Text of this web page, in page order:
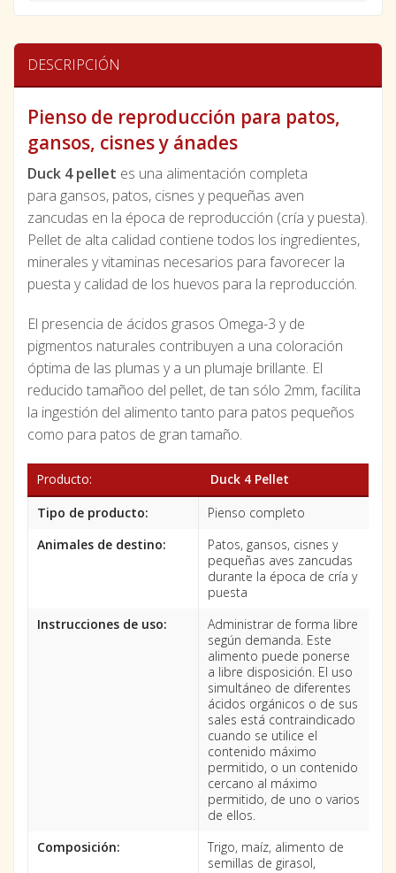
DESCRIPCIÓN
Pienso de reproducción para patos,
gansos, cisnes y ánades
Duck 4 pellet es una alimentación completa
para gansos, patos, cisnes y pequeñas aven
zancudas en la época de reproducción (cría y puesta).
Pellet de alta calidad contiene todos los ingredientes,
minerales y vitaminas necesarios para favorecer la
puesta y calidad de los huevos para la reproducción.
El presencia de ácidos grasos Omega-3 y de
pigmentos naturales contribuyen a una coloración
óptima de las plumas y a un plumaje brillante. El
reducido tamañoo del pellet, de tan sólo 2mm, facilita
la ingestión del alimento tanto para patos pequeños
como para patos de gran tamaño.
Producto:
Duck 4 Pellet
Tipo de producto:
Pienso completo
Animales de destino:
Patos, gansos, cisnes y
pequeñas aves zancudas
durante la época de cría y
puesta
Instrucciones de uso:
Administrar de forma libre
según demanda. Este
alimento puede ponerse
a libre disposición. El uso
simultáneo de diferentes
ácidos orgánicos o de sus
sales está contraindicado
cuando se utilice el
contenido máximo
permitido, o un contenido
cercano al máximo
permitido, de uno o varios
de ellos.
Composición:
Trigo, maíz, alimento de
semillas de girasol,